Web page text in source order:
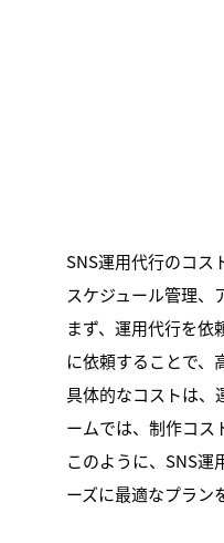
SNS運用代行のコス
スケジュール管理、
まず、運用代行を依
に依頼することで、
具体的なコストは、
ームでは、制作コス
このように、SNS
ーズに最適なプラン